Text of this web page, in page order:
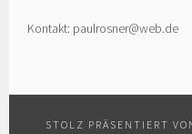
Kontakt: paulrosner@web.de
STOLZ PRÄSENTIERT